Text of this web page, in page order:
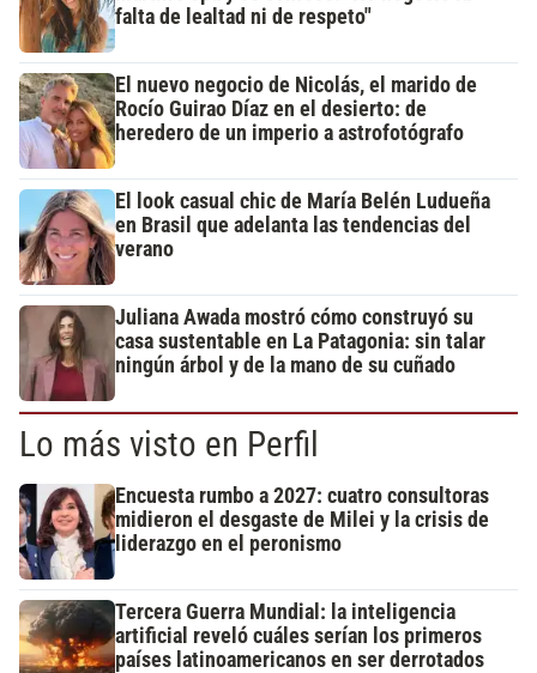
falta de lealtad ni de respeto"
El nuevo negocio de Nicolás, el marido de
Rocío Guirao Díaz en el desierto: de
heredero de un imperio a astrofotógrafo
El look casual chic de María Belén Ludueña
en Brasil que adelanta las tendencias del
verano
Juliana Awada mostró cómo construyó su
casa sustentable en La Patagonia: sin talar
ningún árbol y de la mano de su cuñado
Lo más visto en Perfil
Encuesta rumbo a 2027: cuatro consultoras
midieron el desgaste de Milei y la crisis de
liderazgo en el peronismo
Tercera Guerra Mundial: la inteligencia
artificial reveló cuáles serían los primeros
países latinoamericanos en ser derrotados